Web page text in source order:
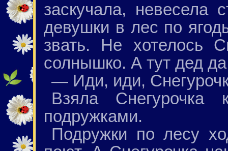
заскучала, невесела
девушки в лес по
звать. Не хотелось
солнышко. А тут дед
— Иди, иди,
Взяла
подружками.
Подружки по лесу